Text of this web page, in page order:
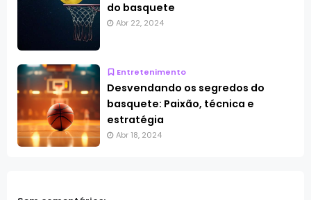
do basquete
Abr 22, 2024
Entretenimento
Desvendando os segredos do
basquete: Paixão, técnica e
estratégia
Abr 18, 2024